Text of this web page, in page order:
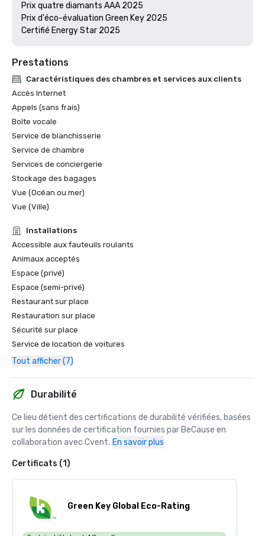
Prix quatre diamants AAA 2025
Prix d'éco-évaluation Green Key 2025
Prestations
Caractéristiques des chambres et services aux clients
Accès Internet
Appels (sans frais)
Boîte vocale
Service de blanchisserie
Service de chambre
Services de conciergerie
Stockage des bagages
Vue (Océan ou mer)
Vue (Ville)
Installations
Accessible aux fauteuils roulants
Animaux acceptés
Espace (privé)
Espace (semi-privé)
Restaurant sur place
Restauration sur place
Sécurité sur place
Service de location de voitures
Tout afficher (7)
Durabilité
Ce lieu détient des certifications de durabilité vérifiées, basées
sur les données de certification fournies par BeCause en
collaboration avec Cvent. En savoir plus
Certificats (1)
Green Key Global Eco-Rating